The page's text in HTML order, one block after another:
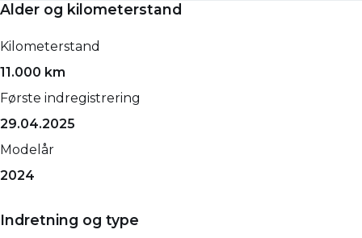
Alder og kilometerstand
Kilometerstand
11.000 km
Første indregistrering
29.04.2025
Modelår
2024
Indretning og type